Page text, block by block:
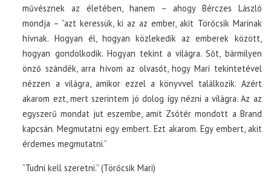
művésznek az életében, hanem – ahogy Bérczes László
mondja – “azt keressük, ki az az ember, akit Törőcsik Marinak
hívnak. Hogyan él, hogyan közlekedik az emberek között,
hogyan gondolkodik. Hogyan tekint a világra. Sőt, bármilyen
önző szándék, arra hívom az olvasót, hogy Mari tekintetével
nézzen a világra, amikor ezzel a könyvvel találkozik. Azért
akarom ezt, mert szerintem jó dolog így nézni a világra. Az az
egyszerű mondat jut eszembe, amit Zsótér mondott a Brand
kapcsán. Megmutatni egy embert. Ezt akarom. Egy embert, akit
érdemes megmutatni.”
“Tudni kell szeretni.” (Törőcsik Mari)